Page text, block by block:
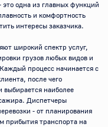
одна из главных функций
и комфортность
интересы заказчика.
широкий спектр услуг,
грузов любых видов и
процесс начинается с
после чего
наиболее
Диспетчеры
- от планирования
прибытия транспорта на